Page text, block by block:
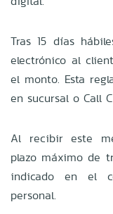
Tras 15 días
electrónico al
el monto. Esta
en sucursal o Call
Al recibir este
plazo máximo de
indicado en el
personal.